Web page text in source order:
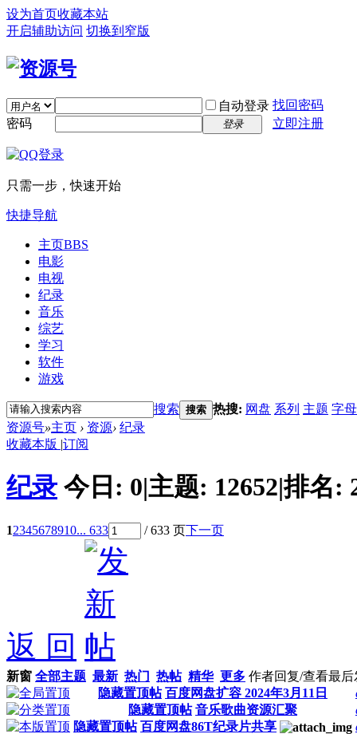
设为首页收藏本站
开启辅助访问 切换到窄版
自动登录 找回密码
密码
登录 立即注册
只需一步，快速开始
快捷导航
主页BBS
电影
电视
纪录
音乐
综艺
学习
软件
游戏
搜索 搜索 热搜: 网盘 系列 主题 字
资源号»主页 › 资源› 纪录
收藏本版 |订阅
纪录 今日: 0|主题: 12652|排名:
12345678910... 633 / 633 页下一页
返 回
新窗 全部主题 最新 热门 热帖 精华 更多 作者回复/查看最后
隐藏置顶帖 百度网盘扩容 2024年3月11日
隐藏置顶帖 音乐歌曲资源汇聚
隐藏置顶帖 百度网盘86T纪录片共享